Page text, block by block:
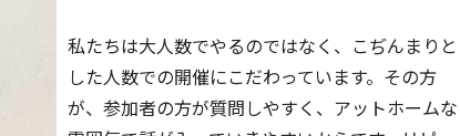
私たちは大人数でやるのではなく、こぢんまりと
した人数での開催にこだわっています。その方
が、参加者の方が質問しやすく、アットホームな